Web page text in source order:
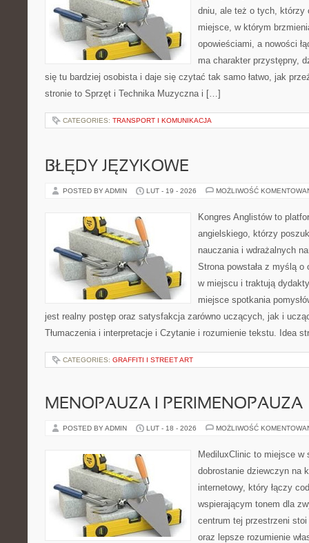
dniu, ale też o tych, którzy
miejsce, w którym
opowieściami, a nowości
ma charakter przystępny,
się tu bardziej osobista i daje się czytać tak samo łatwo, jak
stronie to Sprzęt i Technika Muzyczna i […]
CATEGORIES: TRANSPORT I KOMUNIKACJA
BŁĘDY JĘZYKOWE
POSTED BY ADMIN LUT - 19 - 2026 MOŻLIWOŚĆ
Kongres Anglistów to
angielskiego, którzy
nauczania i wdrażalnych
Strona powstała z myślą
w miejscu i traktują
miejsce spotkania
jest realny postęp oraz satysfakcja zarówno uczących, jak i
Tłumaczenia i interpretacje i Czytanie i rozumienie tekstu. Idea
CATEGORIES: GRAFFITI I STREET ART
MENOPAUZA I PERIMENOPAUZA
POSTED BY ADMIN LUT - 18 - 2026 MOŻLIWOŚĆ
MediluxClinic to miejsce
dobrostanie dziewczyn na
internetowy, który łączy
wspierającym tonem dla
centrum tej przestrzeni
oraz lepsze rozumienie